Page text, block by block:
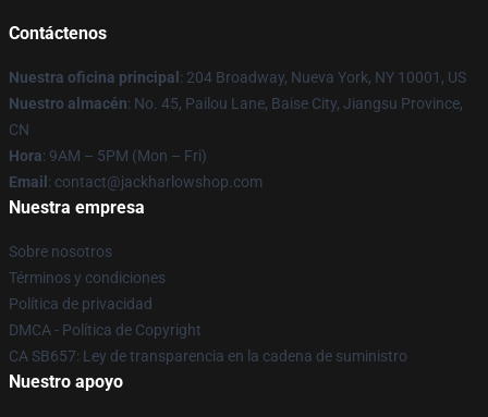
Contáctenos
Nuestra oficina principal : 204 Broadway, Nueva York, NY 10001, US
Nuestro almacén: No. 45, Pailou Lane, Baise City, Jiangsu Province,
CN
Hora: 9AM – 5PM (Mon – Fri)
Email : contact@jackharlowshop.com
Nuestra empresa
Sobre nosotros
Términos y condiciones
Política de privacidad
DMCA - Política de Copyright
CA SB657: Ley de transparencia en la cadena de suministro
Nuestro apoyo